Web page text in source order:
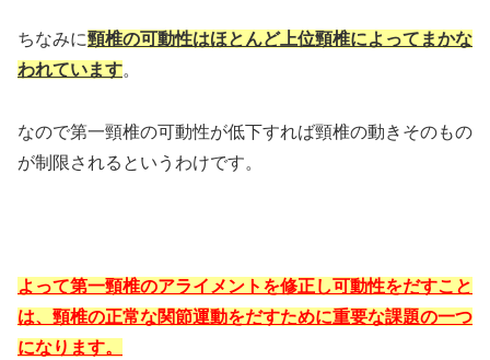
ちなみに頸椎の可動性はほとんど上位頸椎によってまかな
われています。
なので第一頸椎の可動性が低下すれば頸椎の動きそのもの
が制限されるというわけです。
よって第一頸椎のアライメントを修正し可動性をだすこと
は、頸椎の正常な関節運動をだすために重要な課題の一つ
になります。